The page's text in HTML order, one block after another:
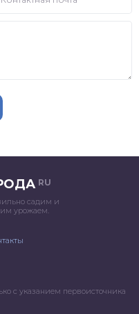
RU
садим и
урожаем.
с указанием первоисточника